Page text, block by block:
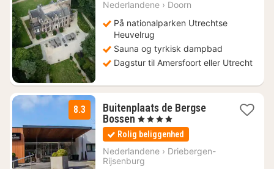
916
Nederlandene › Doorn
På nationalparken Utrechtse
Heuvelrug
Sauna og tyrkisk dampbad
Dagstur til Amersfoort eller Utrecht
8.3
Buitenplaats de Bergse
Bossen 1
nat
fra
592
kr.
, 4 Stjerner
Rolig beliggenhed
Nederlandene › Driebergen-
Rijsenburg